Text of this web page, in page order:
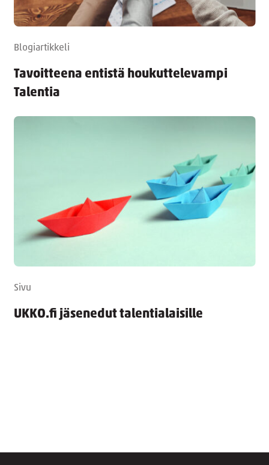
Blogiartikkeli
Tavoitteena entistä houkuttelevampi
Talentia
Sivu
UKKO.fi jäsenedut talentialaisille